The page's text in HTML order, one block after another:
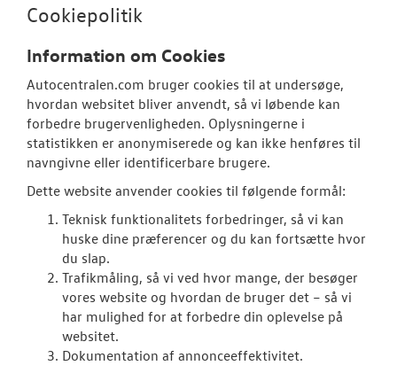
Cookiepolitik
Information om Cookies
Autocentralen.com bruger cookies til at undersøge,
hvordan websitet bliver anvendt, så vi løbende kan
forbedre brugervenligheden. Oplysningerne i
statistikken er anonymiserede og kan ikke henføres til
navngivne eller identificerbare brugere.
Dette website anvender cookies til følgende formål:
Teknisk funktionalitets forbedringer, så vi kan
huske dine præferencer og du kan fortsætte hvor
du slap.
Trafikmåling, så vi ved hvor mange, der besøger
vores website og hvordan de bruger det – så vi
har mulighed for at forbedre din oplevelse på
websitet.
Dokumentation af annonceeffektivitet.